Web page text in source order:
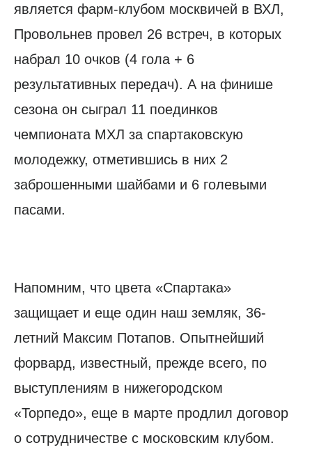
является фарм-клубом москвичей в ВХЛ,
Провольнев провел 26 встреч, в которых
набрал 10 очков (4 гола + 6
результативных передач). А на финише
сезона он сыграл 11 поединков
чемпионата МХЛ за спартаковскую
молодежку, отметившись в них 2
заброшенными шайбами и 6 голевыми
пасами.
Напомним, что цвета «Спартака»
защищает и еще один наш земляк, 36-
летний Максим Потапов. Опытнейший
форвард, известный, прежде всего, по
выступлениям в нижегородском
«Торпедо», еще в марте продлил договор
о сотрудничестве с московским клубом.